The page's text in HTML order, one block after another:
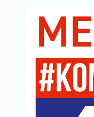
Без риска для
04 августа 2026
Важная
04 августа 2026
Что делать со
04 августа 2026
Награды нашли
03 августа 2026
Ленобласть